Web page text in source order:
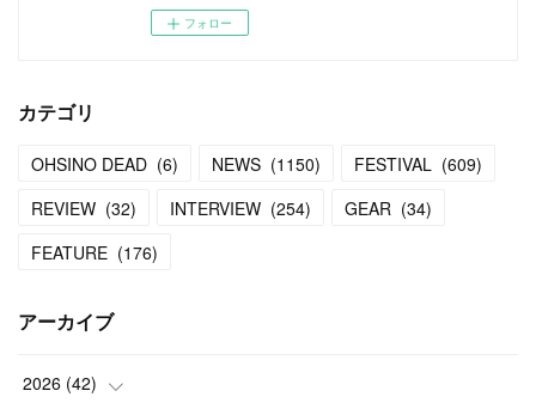
フォロー
カテゴリ
OHSINO DEAD (6) NEWS (1150) FESTIVAL (609)
REVIEW (32) INTERVIEW (254) GEAR (34)
FEATURE (176)
アーカイブ
2026 (42)